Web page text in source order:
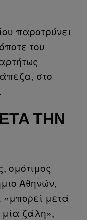
παροτρύνει
του
στο
ΤΗΝ
ομότιμος
Αθηνών,
«μπορεί μετά
μία ζάλη»,